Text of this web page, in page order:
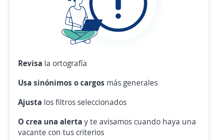
Revisa la ortografía
Usa sinónimos o cargos más generales
Ajusta los filtros seleccionados
O crea una alerta y te avisamos cuando haya una
vacante con tus criterios